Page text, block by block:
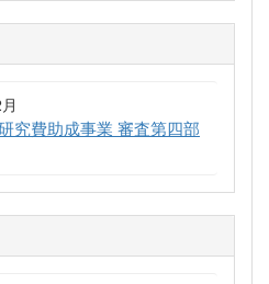
究費助成事業 審査第四部